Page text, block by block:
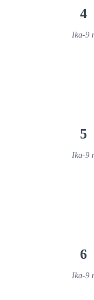
4
Ika-9
5
Ika-9
6
Ika-9